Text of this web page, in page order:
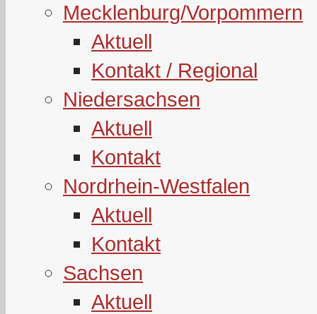
Mecklenburg/Vorpommern
Aktuell
Kontakt / Regional
Niedersachsen
Aktuell
Kontakt
Nordrhein-Westfalen
Aktuell
Kontakt
Sachsen
Aktuell